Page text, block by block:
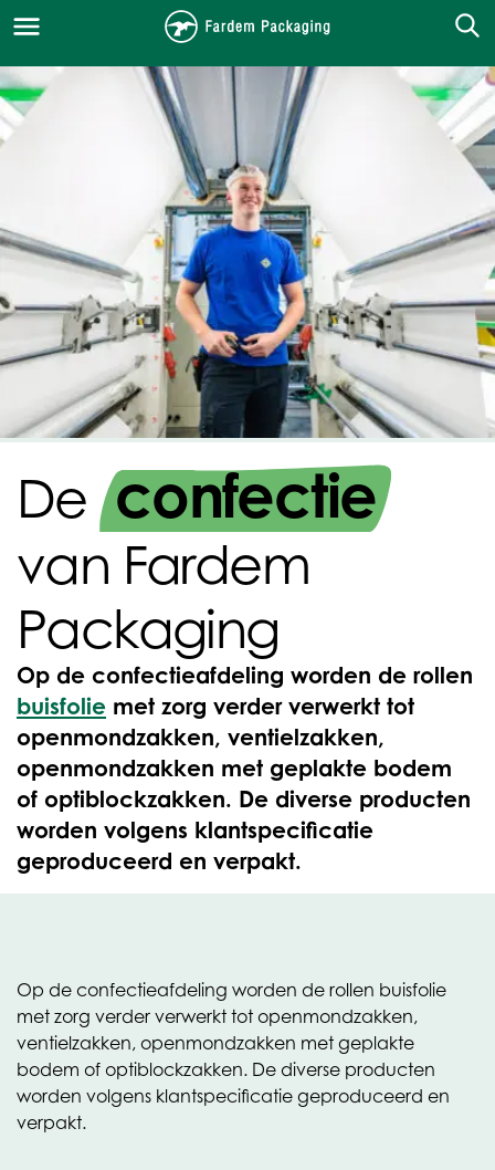
De confectie
van Fardem
Packaging
Op de confectieafdeling worden de rollen
buisfolie met zorg verder verwerkt tot
openmondzakken, ventielzakken,
openmondzakken met geplakte bodem
of optiblockzakken. De diverse producten
worden volgens klantspecificatie
geproduceerd en verpakt.
Op de confectieafdeling worden de rollen buisfolie
met zorg verder verwerkt tot openmondzakken,
ventielzakken, openmondzakken met geplakte
bodem of optiblockzakken. De diverse producten
worden volgens klantspecificatie geproduceerd en
verpakt.